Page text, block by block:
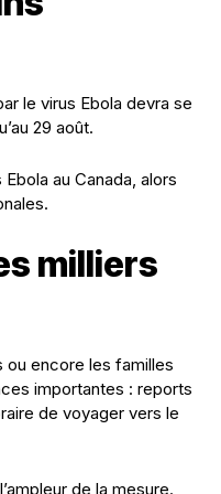
le virus Ebola devra se
29 août.
au Canada, alors
milliers
ou encore les familles
importantes : reports
de voyager vers le
de la mesure.